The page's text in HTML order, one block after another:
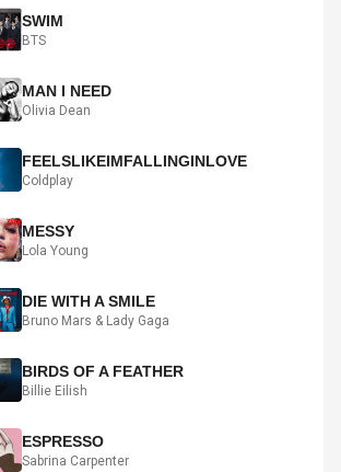
SWIM
BTS
MAN I NEED
Olivia Dean
FEELSLIKEIMFALLINGINLOVE
Coldplay
MESSY
Lola Young
DIE WITH A SMILE
Bruno Mars & Lady Gaga
BIRDS OF A FEATHER
Billie Eilish
ESPRESSO
Sabrina Carpenter